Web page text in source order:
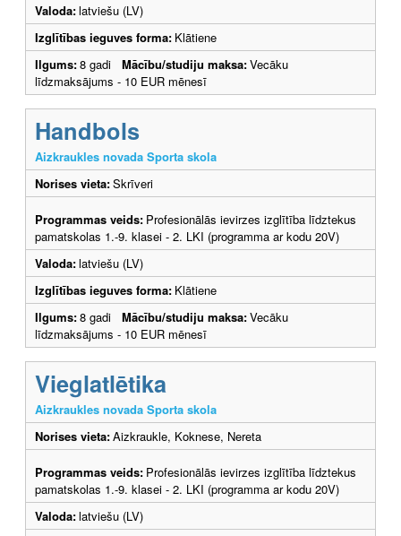
Valoda:latviešu (LV)
Izglītības ieguves forma: Klātiene
Ilgums:8 gadi Mācību/studiju maksa:Vecāku
līdzmaksājums - 10 EUR mēnesī
Handbols
Aizkraukles novada Sporta skola
Norises vieta:Skrīveri
Programmas veids: Profesionālās ievirzes izglītība līdztekus
pamatskolas 1.-9. klasei - 2. LKI (programma ar kodu 20V)
Valoda:latviešu (LV)
Izglītības ieguves forma: Klātiene
Ilgums:8 gadi Mācību/studiju maksa:Vecāku
līdzmaksājums - 10 EUR mēnesī
Vieglatlētika
Aizkraukles novada Sporta skola
Norises vieta:Aizkraukle, Koknese, Nereta
Programmas veids: Profesionālās ievirzes izglītība līdztekus
pamatskolas 1.-9. klasei - 2. LKI (programma ar kodu 20V)
Valoda:latviešu (LV)